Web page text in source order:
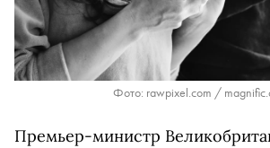
Фото: rawpixel.com /
Премьер-министр